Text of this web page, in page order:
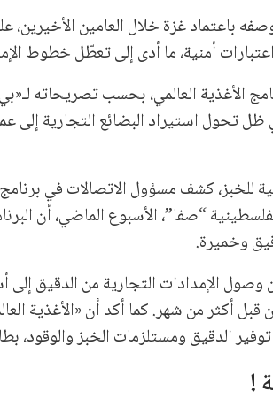
باعتماد غزة خلال العامين
أمنية، ما أدى إلى تعطّل خطوط
الأغذية العالمي، بحسب تصريحاته
تحول استيراد البضائع التجارية إلى
للخبز، كشف مسؤول الاتصالات في
“صفا”، الأسبوع الماضي، أن
وخميرة.
الإمدادات التجارية من الدقيق إلى
ومستلزمات الخبز والوقود، بطاقة انتاجية 130 ألف
!